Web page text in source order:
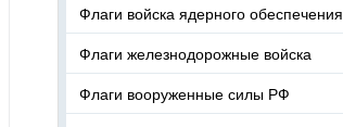
Флаги войска ядерного обеспечения
Флаги железнодорожные войска
Флаги вооруженные силы РФ